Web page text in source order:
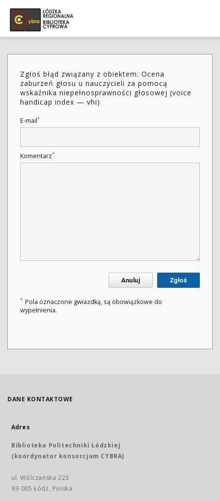
Zgłoś błąd związany z obiektem: Ocena
zaburzeń głosu u nauczycieli za pomocą
wskaźnika niepełnosprawności głosowej (voice
handicap index — vhi)
E-mail*
Komentarz*
Anuluj Zgłoś
* Pola oznaczone gwiazdką, są obowiązkowe do
wypełnienia.
DANE KONTAKTOWE
Adres
Biblioteka Politechniki Łódzkiej
(koordynator konsorcjum CYBRA)
ul. Wólczańska 223
93-005 Łódź, Polska